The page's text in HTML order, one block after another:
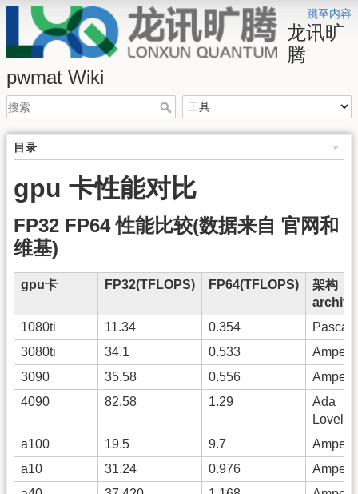
跳至内容
龙讯旷
腾
pwmat Wiki
目录
gpu 卡性能对比
FP32 FP64 性能比较(数据来自 官网和
维基)
gpu卡 FP32(TFLOPS) FP64(TFLOPS)
架构
1080ti
11.34 0.354
Pascal
3080ti
34.1 0.533
Ampere
3090
35.58 0.556
Ampere
4090
82.58 1.29
Ada
a100
19.5 9.7
Ampere
a10
31.24 0.976
Ampere